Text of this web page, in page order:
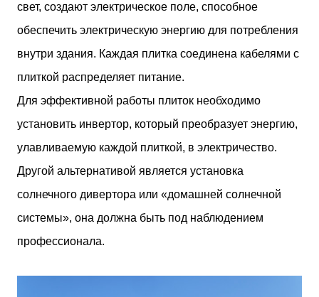
свет, создают электрическое поле, способное
обеспечить электрическую энергию для потребления
внутри здания. Каждая плитка соединена кабелями с
плиткой распределяет питание.
Для эффективной работы плиток необходимо
установить инвертор, который преобразует энергию,
улавливаемую каждой плиткой, в электричество.
Другой альтернативой является установка
солнечного дивертора или «домашней солнечной
системы», она должна быть под наблюдением
профессионала.